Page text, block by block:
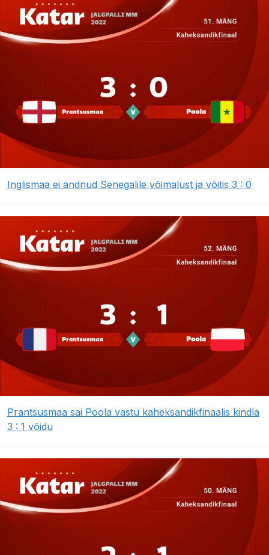
Inglismaa ei andnud Senegalile võimalust ja võitis 3 : 0
Prantsusmaa sai Poola vastu kaheksandikfinaalis kindla
3 : 1 võidu